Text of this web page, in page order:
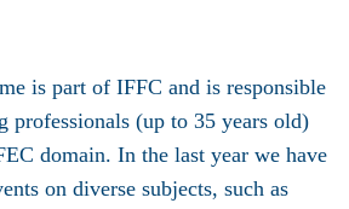
is part of IFFC and is responsible
professionals (up to 35 years old)
domain. In the last year we have
on diverse subjects, such as